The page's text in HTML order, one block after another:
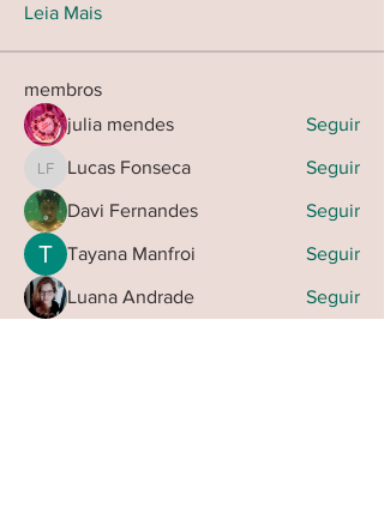
Leia Mais
membros
julia mendes
Seguir
Lucas Fonseca
Lucas Fonseca Seguir
Davi Fernandes Seguir
Tayana Manfroi Seguir
Luana Andrade
Seguir